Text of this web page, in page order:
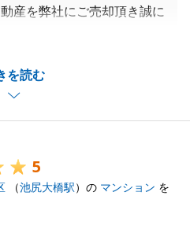
を読む
産を弊社にご売却頂き誠に
ていただいた内容でしたの
変嬉しく思っております。
安が交錯するものかと存じ
けるサポートを心がけてお
力になれたのであれば幸い
5
（池尻大橋駅）の マンション を